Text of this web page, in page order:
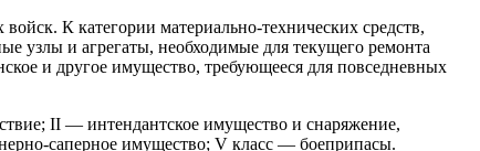
К категории материально-технических средств,
узлы и агрегаты, необходимые для текущего ремонта
и другое имущество, требующееся для повседневных
II — интендантское имущество и снаряжение,
саперное имущество; V класс — боеприпасы.